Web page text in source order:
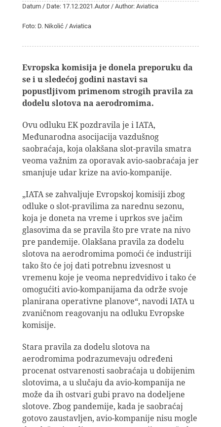
Datum / Date: 17.12.2021.Autor / Author: Aviatica
Foto: D. Nikolić / Aviatica
Evropska komisija je donela preporuku da
se i u sledećoj godini nastavi sa
popustljivom primenom strogih pravila za
dodelu slotova na aerodromima.
Ovu odluku EK pozdravila je i IATA,
Međunarodna asocijacija vazdušnog
saobraćaja, koja olakšana slot-pravila smatra
veoma važnim za oporavak avio-saobraćaja jer
smanjuje udar krize na avio-kompanije.
„IATA se zahvaljuje Evropskoj komisiji zbog
odluke o slot-pravilima za narednu sezonu,
koja je doneta na vreme i uprkos sve jačim
glasovima da se pravila što pre vrate na nivo
pre pandemije. Olakšana pravila za dodelu
slotova na aerodromima pomoći će industriji
tako što će joj dati potrebnu izvesnost u
vremenu koje je veoma nepredvidivo i tako će
omogućiti avio-kompanijama da održe svoje
planirana operativne planove“, navodi IATA u
zvaničnom reagovanju na odluku Evropske
komisije.
Stara pravila za dodelu slotova na
aerodromima podrazumevaju određeni
procenat ostvarenosti saobraćaja u dobijenim
slotovima, a u slučaju da avio-kompanija ne
može da ih ostvari gubi pravo na dodeljene
slotove. Zbog pandemije, kada je saobraćaj
gotovo zaustavljen, avio-kompanije nisu mogle